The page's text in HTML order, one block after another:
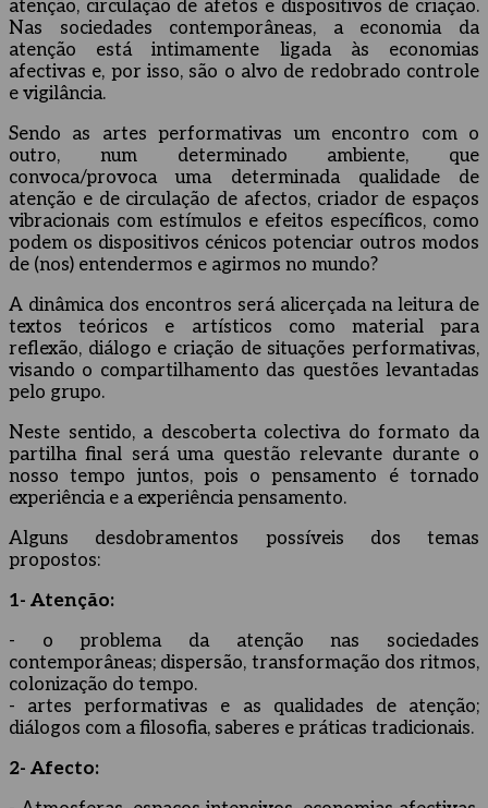
atenção, circulação de afetos e dispositivos de criação.
Nas sociedades contemporâneas, a economia da
atenção está intimamente ligada às economias
afectivas e, por isso, são o alvo de redobrado controle
e vigilância.
Sendo as artes performativas um encontro com o
outro, num determinado ambiente, que
convoca/provoca uma determinada qualidade de
atenção e de circulação de afectos, criador de espaços
vibracionais com estímulos e efeitos específicos, como
podem os dispositivos cénicos potenciar outros modos
de (nos) entendermos e agirmos no mundo?
A dinâmica dos encontros será alicerçada na leitura de
textos teóricos e artísticos como material para
reflexão, diálogo e criação de situações performativas,
visando o compartilhamento das questões levantadas
pelo grupo.
Neste sentido, a descoberta colectiva do formato da
partilha final será uma questão relevante durante o
nosso tempo juntos, pois o pensamento é tornado
experiência e a experiência pensamento.
Alguns desdobramentos possíveis dos temas
propostos:
1- Atenção:
- o problema da atenção nas sociedades
contemporâneas; dispersão, transformação dos ritmos,
colonização do tempo.
- artes performativas e as qualidades de atenção;
diálogos com a filosofia, saberes e práticas tradicionais.
2- Afecto: